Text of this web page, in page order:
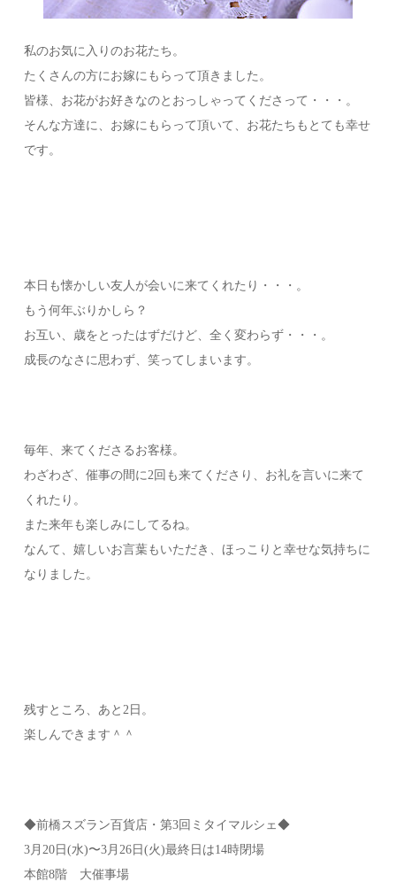
私のお気に入りのお花たち。
たくさんの方にお嫁にもらって頂きました。
皆様、お花がお好きなのとおっしゃってくださって・・・。
そんな方達に、お嫁にもらって頂いて、お花たちもとても幸せ
です。
本日も懐かしい友人が会いに来てくれたり・・・。
もう何年ぶりかしら？
お互い、歳をとったはずだけど、全く変わらず・・・。
成長のなさに思わず、笑ってしまいます。
毎年、来てくださるお客様。
わざわざ、催事の間に2回も来てくださり、お礼を言いに来て
くれたり。
また来年も楽しみにしてるね。
なんて、嬉しいお言葉もいただき、ほっこりと幸せな気持ちに
なりました。
残すところ、あと2日。
楽しんできます＾＾
◆前橋スズラン百貨店・第3回ミタイマルシェ◆
3月20日(水)〜3月26日(火)最終日は14時閉場
本館8階 大催事場